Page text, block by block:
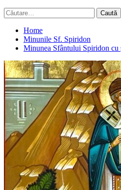
Caută
după:
Home
Minunile Sf. Spiridon
Minunea Sfântului Spiridon cu